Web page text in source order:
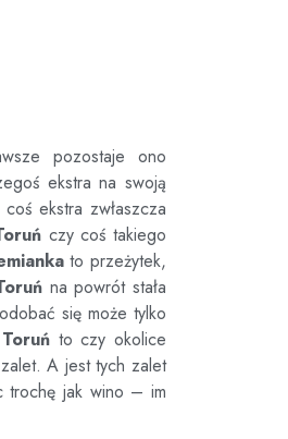
pozostaje ono
ekstra na swoją
ekstra zwłaszcza
czy coś takiego
to przeżytek,
na powrót stała
się może tylko
Toruń to czy okolice
A jest tych zalet
trochę jak wino – im